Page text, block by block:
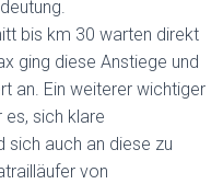
bis km 30 warten direkt
ging diese Anstiege und
an. Ein weiterer wichtiger
es, sich klare
sich auch an diese zu
von